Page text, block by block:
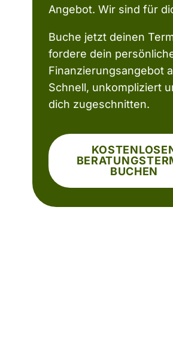
Angebot. Wir sind für
Buche jetzt deinen
fordere dein
Finanzierungsangebot
Schnell, unkompliziert
dich zugeschnitten.
BUCHEN